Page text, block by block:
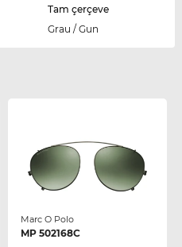
Tam çerçeve
Grau / Gun
Marc O Polo
MP 502168C